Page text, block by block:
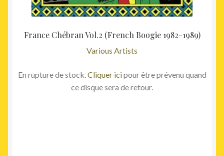
France Chébran Vol.2 (French Boogie 1982-1989)
Various Artists
En rupture de stock. Cliquer icipour être prévenu quand
ce disque sera de retour.